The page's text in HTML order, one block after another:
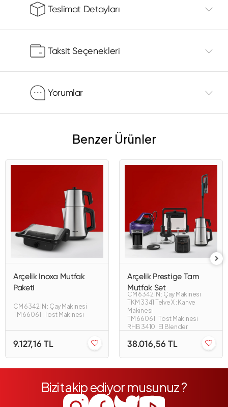
Teslimat Detayları
Taksit Seçenekleri
Yorumlar
Benzer Ürünler
Arçelik Inoxa Mutfak
Paketi
CM 6342 IN : Çay Makinesi
TM 6606 I : Tost Makinesi
9.127,16 TL
Arçelik Prestige Tam
Mutfak Set
CM 6342 IN : Çay Makinesi
TKM 3341 Telve X : Kahve
Makinesi
TM 6606 I : Tost Makinesi
RHB 3410 : El Blender
38.016,56 TL
Bizi takip ediyor musunuz ?